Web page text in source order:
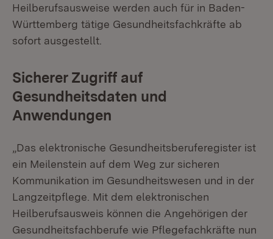
Heilberufsausweise werden auch für in Baden-
Württemberg tätige Gesundheitsfachkräfte ab
sofort ausgestellt.
Sicherer Zugriff auf
Gesundheitsdaten und
Anwendungen
„Das elektronische Gesundheitsberuferegister ist
ein Meilenstein auf dem Weg zur sicheren
Kommunikation im Gesundheitswesen und in der
Langzeitpflege. Mit dem elektronischen
Heilberufsausweis können die Angehörigen der
Gesundheitsfachberufe wie Pflegefachkräfte nun